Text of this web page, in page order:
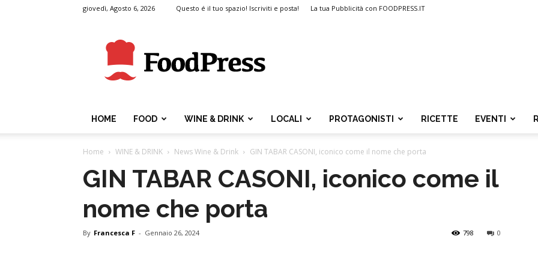
giovedì, Agosto 6, 2026 Questo é il tuo spazio! Iscriviti e posta! La tua Pubblicità con FOODPRESS.IT
FoodPress
HOME FOOD WINE & DRINK LOCALI PROTAGONISTI RICETTE EVENTI
Home WINE & DRINK News Wine & Drink GIN TABAR CASONI, iconico come il nome che porta
GIN TABAR CASONI, iconico come il
nome che porta
By Francesca F - Gennaio 26, 2024 0
798